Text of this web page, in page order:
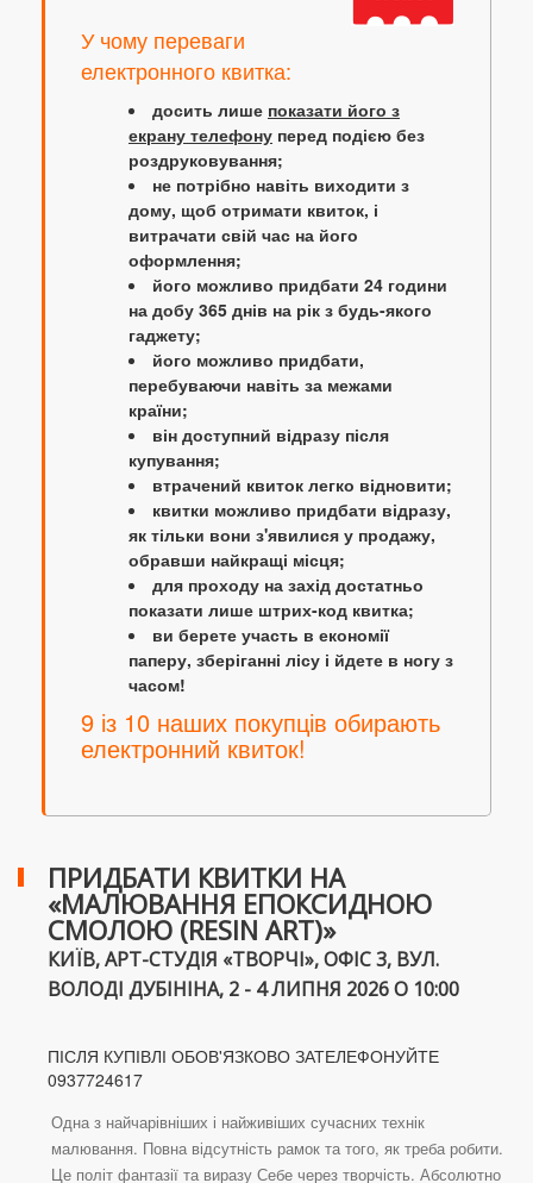
У чому переваги
електронного квитка:
досить лише показати його з
екрану телефону перед подією без
роздруковування;
не потрібно навіть виходити з
дому, щоб отримати квиток, і
витрачати свій час на його
оформлення;
його можливо придбати 24 години
на добу 365 днів на рік з будь-якого
гаджету;
його можливо придбати,
перебуваючи навіть за межами
країни;
він доступний відразу після
купування;
втрачений квиток легко відновити;
квитки можливо придбати відразу,
як тільки вони з'явилися у продажу,
обравши найкращі місця;
для проходу на захід достатньо
показати лише штрих-код квитка;
ви берете участь в економії
паперу, зберіганні лісу і йдете в ногу з
часом!
9 із 10 наших покупців обирають
електронний квиток!
ПРИДБАТИ КВИТКИ НА
«МАЛЮВАННЯ ЕПОКСИДНОЮ
СМОЛОЮ (RESIN ART)»
КИЇВ, АРТ-СТУДІЯ «ТВОРЧІ», ОФІС 3, ВУЛ.
ВОЛОДІ ДУБІНІНА, 2 - 4 ЛИПНЯ 2026 О 10:00
ПІСЛЯ КУПІВЛІ ОБОВ'ЯЗКОВО ЗАТЕЛЕФОНУЙТЕ
0937724617
Одна з найчарівніших і найживіших сучасних технік
малювання. Повна відсутність рамок та того, як треба робити.
Це політ фантазії та виразу Себе через творчість. Абсолютно